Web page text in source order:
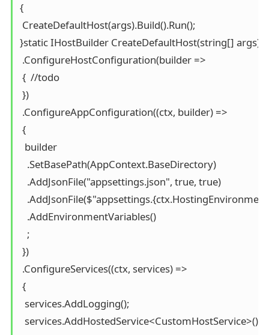
{
CreateDefaultHost(args).Build().Run();
}static IHostBuilder CreateDefaultHost(string[] args)
.ConfigureHostConfiguration(builder =>
{  //todo
})
.ConfigureAppConfiguration((ctx, builder) =>
{
  builder
   .SetBasePath(AppContext.BaseDirectory)
   .AddJsonFile("appsettings.json", true, true)
   .AddEnvironmentVariables()
   ;
})
.ConfigureServices((ctx, services) =>
{
  services.AddLogging();
  services.AddHostedService<CustomHostService>();